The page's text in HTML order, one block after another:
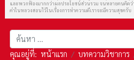
และพวกฟ้องมากกว่าผลประโยชน์ส่วนรวม จนหลายคนคิดว่
คำในหลวงสอนไว้ในเรื่องการทำความดีเราจะมีความสุขครับ
การค้นหา
คุณอยู่ที่: หน้าแรก บทความวิชาการ